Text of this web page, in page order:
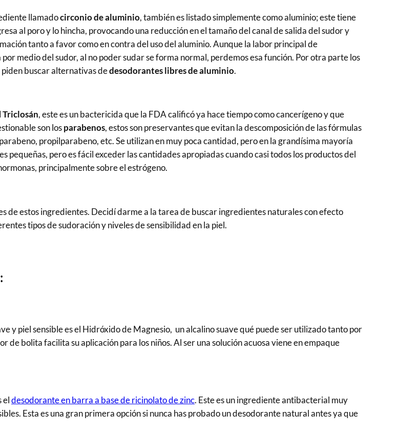
llamadocirconio de aluminio, también es listado simplemente como aluminio; este tiene
al poro y lo hincha, provocando una reducción en el tamaño del canal de salida del sudor y
tanto a favor como en contra del uso del aluminio. Aunque la labor principal de
medio del sudor, al no poder sudar se forma normal, perdemos esa función. Por otra parte los
piden buscar alternativas dedesodorantes libres de aluminio.
Triclosán, este es un bactericida que la FDA calificó ya hace tiempo como cancerígeno y que
son losparabenos, estos son preservantes que evitan la descomposición de las fórmulas
propilparabeno, etc. Se utilizan en muy poca cantidad, pero en la grandísima mayoría
pequeñas, pero es fácil exceder las cantidades apropiadas cuando casi todos los productos del
principalmente sobre el estrógeno.
estos ingredientes. Decidí darme a la tarea de buscar ingredientes naturales con efecto
tipos de sudoración y niveles de sensibilidad en la piel.
y piel sensible es el Hidróxido de Magnesio, un alcalino suave qué puede ser utilizado tanto por
bolita facilita su aplicación para los niños. Al ser una solución acuosa viene en empaque
eldesodorante en barra a base de ricinolato de zinc. Este es un ingrediente antibacterial muy
Esta es una gran primera opción si nunca has probado un desodorante natural antes ya que